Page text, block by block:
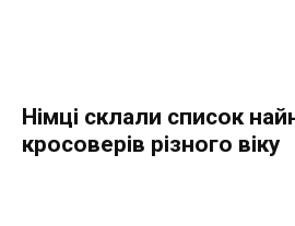
Німці склали список
кросоверів різного віку